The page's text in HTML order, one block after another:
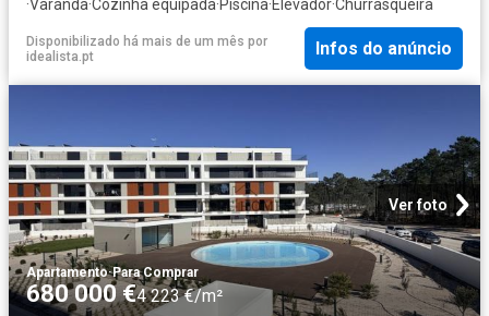
·Varanda·Cozinha equipada·Piscina·Elevador·Churrasqueira
Disponibilizado há mais de um mês por
idealista.pt
Infos do anúncio
Ver foto
Apartamento·Para Comprar
680 000 €4 223 €/m²